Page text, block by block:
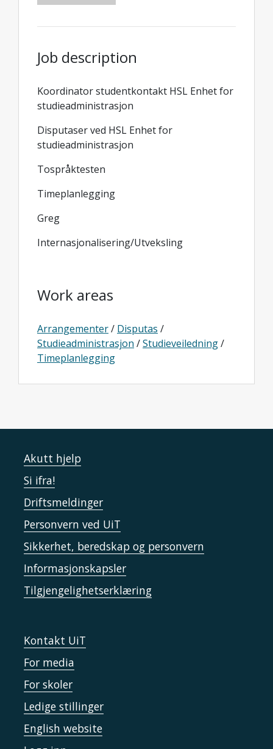
Job description
Koordinator studentkontakt HSL Enhet for
studieadministrasjon
Disputaser ved HSL Enhet for
studieadministrasjon
Tospråktesten
Timeplanlegging
Greg
Internasjonalisering/Utveksling
Work areas
Arrangementer/ Disputas /
Studieadministrasjon /Studieveiledning/
Timeplanlegging
Akutt hjelp
Si ifra!
Driftsmeldinger
Personvern ved UiT
Sikkerhet, beredskap og personvern
Informasjonskapsler
Tilgjengelighetserklæring
Kontakt UiT
For media
For skoler
Ledige stillinger
English website